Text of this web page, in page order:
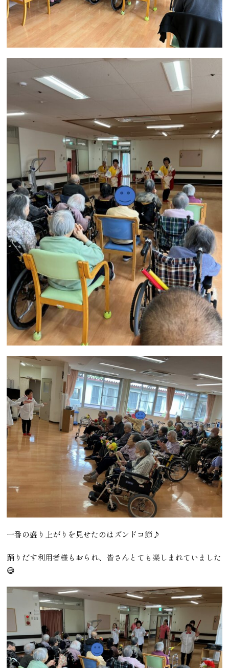
一番の盛り上がりを見せたのはズンドコ節♪
踊りだす利用者様もおられ、皆さんとても楽しまれていました
😄